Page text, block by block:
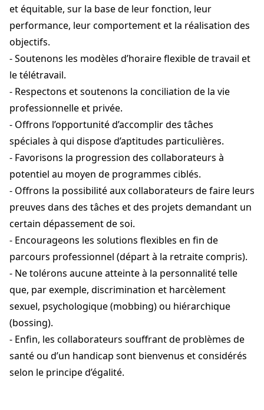
et équitable, sur la base de leur fonction, leur
performance, leur comportement et la réalisation des
objectifs.
- Soutenons les modèles d’horaire flexible de travail et
le télétravail.
- Respectons et soutenons la conciliation de la vie
professionnelle et privée.
- Offrons l’opportunité d’accomplir des tâches
spéciales à qui dispose d’aptitudes particulières.
- Favorisons la progression des collaborateurs à
potentiel au moyen de programmes ciblés.
- Offrons la possibilité aux collaborateurs de faire leurs
preuves dans des tâches et des projets demandant un
certain dépassement de soi.
- Encourageons les solutions flexibles en fin de
parcours professionnel (départ à la retraite compris).
- Ne tolérons aucune atteinte à la personnalité telle
que, par exemple, discrimination et harcèlement
sexuel, psychologique (mobbing) ou hiérarchique
(bossing).
- Enfin, les collaborateurs souffrant de problèmes de
santé ou d’un handicap sont bienvenus et considérés
selon le principe d’égalité.